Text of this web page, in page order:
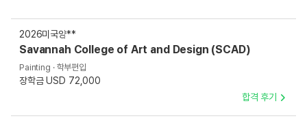
2026미국양**
Savannah College of Art and Design (SCAD)
Painting · 학부편입
장학금 USD 72,000
합격 후기